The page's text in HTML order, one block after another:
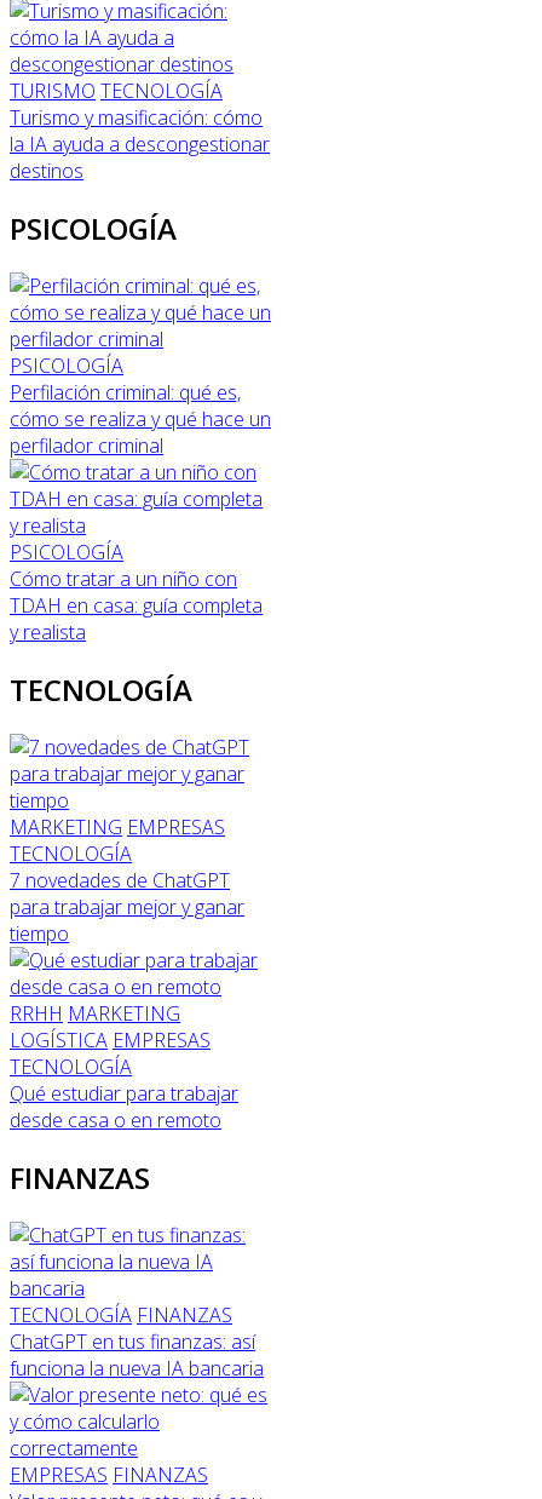
TURISMO TECNOLOGÍA
Turismo y masificación: cómo
la IA ayuda a descongestionar
destinos
PSICOLOGÍA
PSICOLOGÍA
Perfilación criminal: qué es,
cómo se realiza y qué hace un
perfilador criminal
PSICOLOGÍA
Cómo tratar a un niño con
TDAH en casa: guía completa
y realista
TECNOLOGÍA
MARKETING EMPRESAS
TECNOLOGÍA
7 novedades de ChatGPT
para trabajar mejor y ganar
tiempo
RRHH MARKETING
LOGÍSTICA EMPRESAS
TECNOLOGÍA
Qué estudiar para trabajar
desde casa o en remoto
FINANZAS
TECNOLOGÍA FINANZAS
ChatGPT en tus finanzas: así
funciona la nueva IA bancaria
EMPRESAS FINANZAS